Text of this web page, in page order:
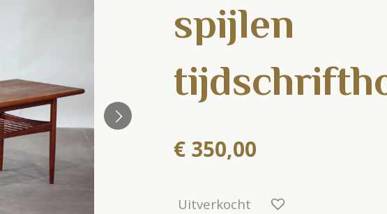
spijlen
€ 350,00
Uitverkocht